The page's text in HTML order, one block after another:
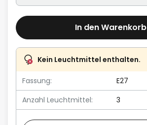
In den Warenkorb
Kein Leuchtmittel enthalten.
Fassung:
E27
Anzahl Leuchtmittel:
3